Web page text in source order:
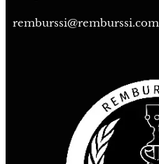
remburssi@remburssi.com